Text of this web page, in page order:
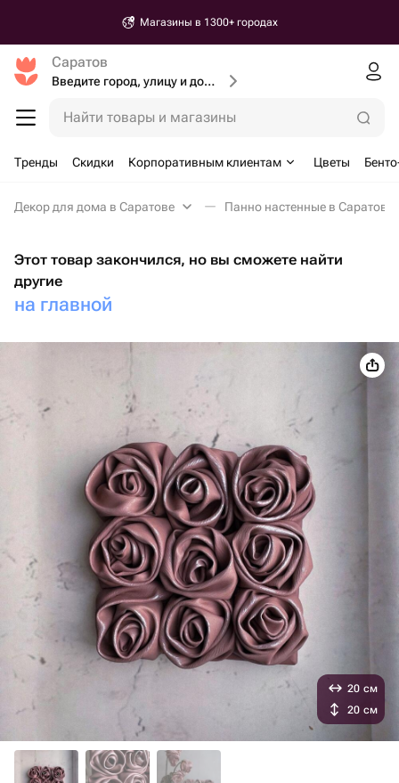
Магазины в 1300+ городах
Саратов
Введите город, улицу и дом доставки
Найти товары и магазины
Тренды Скидки Корпоративным клиентам Цветы
Декор для дома в Саратове Панно настенные в Саратове
Этот товар закончился, но вы сможете найти
другие
на главной
20 см
20 см